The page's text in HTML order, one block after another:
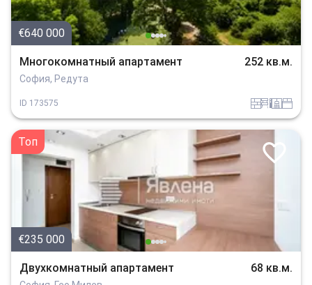
€640 000
Многокомнатный апартамент 252 кв.м.
София, Редута
ID 173575 tuhlaobzavejdne_2 sanitarno_pomeshtenie spalnia
Топ
€235 000
Двухкомнатный апартамент 68 кв.м.